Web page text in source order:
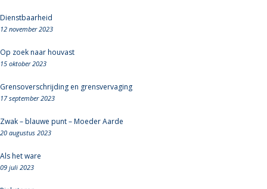
Dienstbaarheid
12 november 2023
Op zoek naar houvast
15 oktober 2023
Grensoverschrijding en grensvervaging
17 september 2023
Zwak – blauwe punt – Moeder Aarde
20 augustus 2023
Als het ware
09 juli 2023